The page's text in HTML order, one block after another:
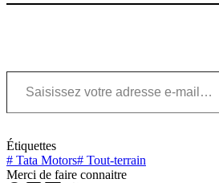
Saisissez votre adresse e-mail…
Étiquettes
# Tata Motors# Tout-terrain
Merci de faire connaitre